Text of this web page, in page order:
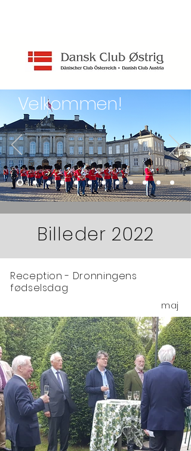
Velkommen!
Billeder 2022
Reception - Dronningens
fødselsdag
maj